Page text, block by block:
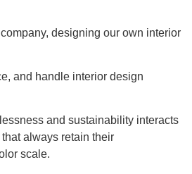
designing our own interior
and handle interior design
and sustainability interacts
always retain their
scale.